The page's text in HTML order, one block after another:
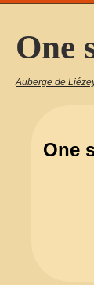
One
Auberge de
One